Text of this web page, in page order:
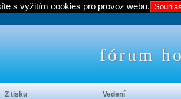
fórum
Z tisku Vedení
s vyžitím cookies pro provoz webu.